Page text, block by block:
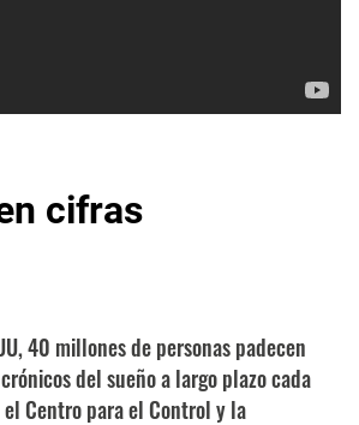
cifras
40 millones de personas padecen
del sueño a largo plazo cada
el Centro para el Control y la